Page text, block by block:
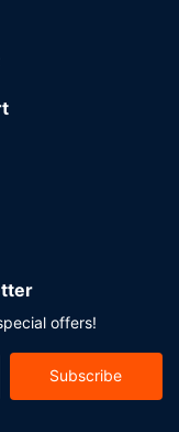
γρήγορο
εκδήλωση σε
διαθέτει
και
δωρεάν
offers!
Subscribe